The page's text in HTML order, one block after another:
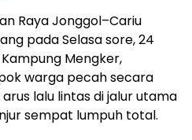
Raya Jonggol–Cariu
pada Selasa sore, 24
Mengker,
warga pecah secara
lalu lintas di jalur utama
sempat lumpuh total.